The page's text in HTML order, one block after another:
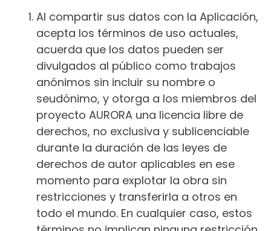
Al compartir sus datos con la Aplicación,
acepta los términos de uso actuales,
acuerda que los datos pueden ser
divulgados al público como trabajos
anónimos sin incluir su nombre o
seudónimo, y otorga a los miembros del
proyecto AURORA una licencia libre de
derechos, no exclusiva y sublicenciable
durante la duración de las leyes de
derechos de autor aplicables en ese
momento para explotar la obra sin
restricciones y transferirla a otros en
todo el mundo. En cualquier caso, estos